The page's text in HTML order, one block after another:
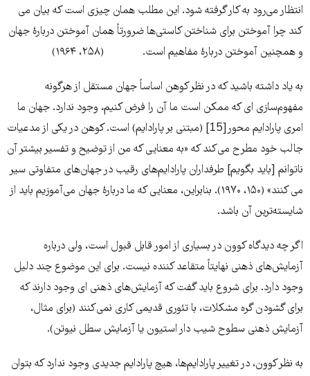
انتظار می‌‌‌رود به کار گرفته شود. این مطلب همان چیزی است که بیان می
کند چرا آموختن برای شناختن کاستی‌‌‌ها ضرورتاً همان آموختن دربارۀ جهان
و همچنین آموختن دربارۀ مفاهیم است. (۲۵۸، ۱۹۶۴)
به یاد داشته باشید که در نظر کوهن اساساً جهان مستقل از هرگونه
مفهوم‌‌‌سازی ای که ممکن است ما آن را فرض کنیم، وجود ندارد. جهان ما
امری پارادایم محور[15] (مبتنی بر پارادایم) است. کوهن در یکی از مدعیات
جالب خود مطرح می‌‌‌کند که «به معنایی که من از توضیح و تفسیر بیشتر آن
ناتوانم [باید بگویم] طرفداران پارادایم‌‌‌های رقیب در جهان‌‌‌های متفاوتی سیر
می کنند» (۱۵۰، ۱۹۷۰). بنابراین، معنایی که ما دربارۀ جهان می‌‌‌آموزیم باید از
شایسته‌‌‌ترین آن باشد.
اگر چه دیدگاه کوون در بسیاری از امور قابل قبول است، ولی درباره
آزمایش‌‌‌های ذهنی نهایتاً متقاعد کننده نیست. برای این موضوع چند دلیل
وجود دارد. برای شروع باید گفت که آزمایش‌‌‌های ذهنی ای وجود دارند که
برای گشودن گره مشکلات، با تئوری قدیمی کاری نمی‌‌‌کنند (برای مثال،
آزمایش ذهنی سطوح شیب دار استیون یا آزمایش سطل نیوتن).
به نظر کوون، در تغییر پارادایم‌‌‌ها، هیچ پارادایم جدیدی وجود ندارد که بتوان